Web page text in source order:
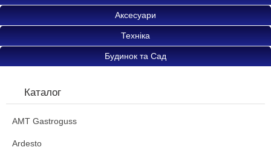
Аксесуари
Техніка
Будинок та Сад
Каталог
AMT Gastroguss
Ardesto